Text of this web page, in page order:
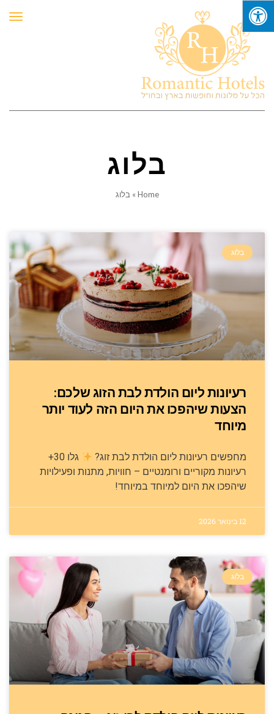
בלוג
Home
» בלוג
בלוג
רעיונות ליום הולדת לבת הזוג שלכם:
הצעות שיהפכו את היום הזה לעוד יותר
מיוחד
מחפשים רעיונות ליום הולדת לבת זוג?
גלו 30+
רעיונות מקוריים ורומנטיים – חוויות, מתנות ופעילויות
שיהפכו את היום למיוחד במיוחד!
12 בינואר 2026
בלוג